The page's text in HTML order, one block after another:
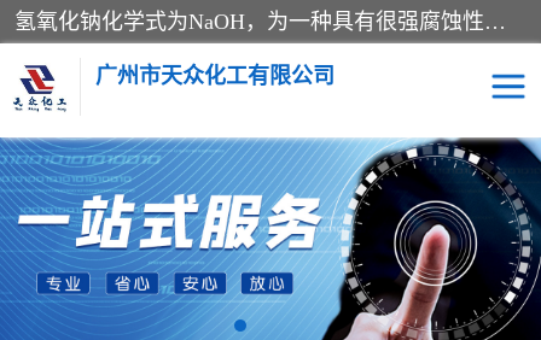
氢氧化钠化学式为NaOH，为一种具有很强腐蚀性的强碱，一般为片状或颗粒形态，易溶于水(溶于水时放热)并形成碱性溶液，另有潮解性，易吸取空气中的水蒸气(潮解)和(变质)。NaOH是化学实验室其中一种必备的化学品，亦为常见的化工品之一。纯品是无色透明的晶体。密度2.130g/cm3。熔点318.4℃。沸点1390℃。工业品含有少量的氯化和碳酸，是白色不透明的晶体。
广州市天众化工有限公司
亚硝酸钠 氢氧化钠
纯碱 硫代硫酸钠
草酸 醋酸钠